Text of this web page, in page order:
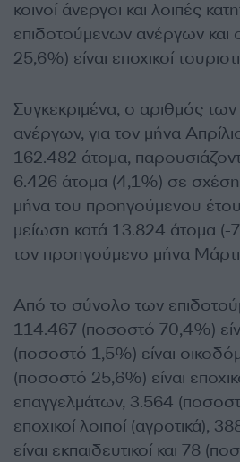
κοινοί άνεργοι και λοιπές
επιδοτούμενων ανέργων και
25,6%) είναι εποχικοί
Συγκεκριμένα, ο αριθμός
ανέργων, για τον μήνα
162.482 άτομα,
6.426 άτομα (4,1%) σε σχέση
μήνα του προηγούμενου
μείωση κατά 13.824 άτομα
τον προηγούμενο μήνα
Από το σύνολο των
114.467 (ποσοστό 70,4%)
(ποσοστό 1,5%) είναι
(ποσοστό 25,6%) είναι
επαγγελμάτων, 3.564
εποχικοί λοιποί (αγροτικά),
είναι εκπαιδευτικοί και 78